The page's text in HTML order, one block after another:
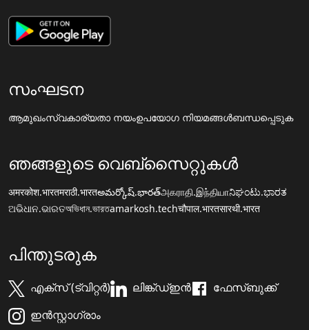
സംഘടന
ആമുഖംസ്വകാര്യതാ നയംഉപയോഗ നിയമങ്ങൾബന്ധപ്പെടുക
ഞങ്ങളുടെ വെബ്സൈറ്റുകൾ
अमरकोश.भारतमराठी.भारतఅమర్కోష్.భారత్அகராதி.இந்தியாನಿಘಂಟು.ಭಾರತ
ଅଭିଧାନ.ଭାରତঅভিধান.ভারতamarkosh.techचौपाल.भारतसारथी.भारत
പിന്തുടരുക
എക്സ് (ട്വിറ്റർ) ലിങ്ക്ഡ്ഇൻ
ഫേസ്ബുക്ക്
ഇൻസ്റ്റാഗ്രാം